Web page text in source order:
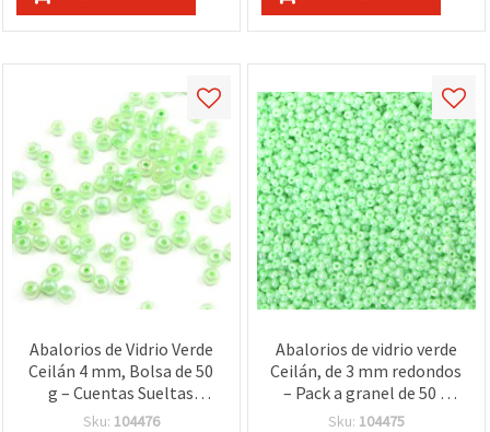
Abalorios de Vidrio Verde
Ceilán 4 mm, Bolsa de 50
g – Cuentas Sueltas
Premium para Bisutería,
Sku: 104476
Abalorios de vidrio verde
Ceilán, de 3 mm redondos
– Pack a granel de 50 g
para bisutería, enfilado y
Sku: 104475